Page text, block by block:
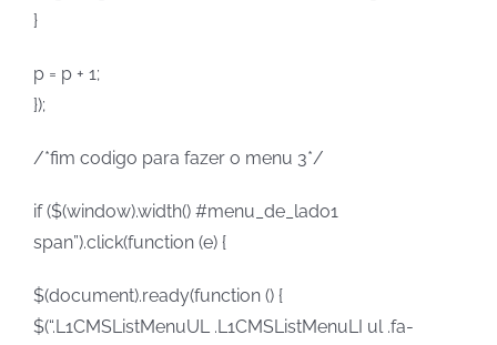
}
p = p + 1;
});
/*fim codigo para fazer o menu 3*/
if ($(window).width() #menu_de_lado1
span”).click(function (e) {
$(document).ready(function () {
$(“.L1CMSListMenuUL .L1CMSListMenuLI ul .fa-